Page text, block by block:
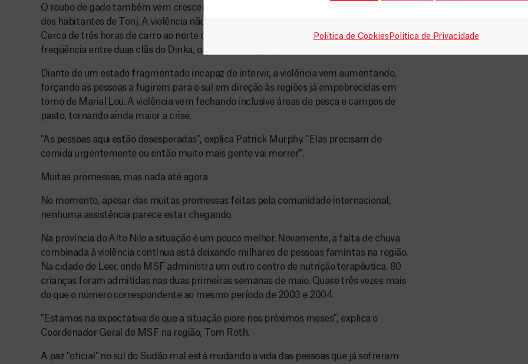
Política de Cookies Política de Privacidade
O roubo de gado também vem crescendo, piorando ainda mais a situação vulnerável
dos habitantes de Tonj. A violência não está limitada apenas aos grupos Dinka e Nuer.
Cerca de três horas de carro ao norte de Marial Lou, conflitos vêm ocorrendo com
freqüência entre duas clãs do Dinka, o Aliek e o Langkap.
Diante de um estado fragmentado incapaz de intervir, a violência vem aumentando,
forçando as pessoas a fugirem para o sul em direção às regiões já empobrecidas em
torno de Marial Lou. A violência vem fechando inclusive áreas de pesca e campos de
pasto, tornando ainda maior a crise.
"As pessoas aqui estão desesperadas", explica Patrick Murphy. "Elas precisam de
comida urgentemente ou então muito mais gente vai morrer".
Muitas promessas, mas nada até agora
No momento, apesar das muitas promessas feitas pela comunidade internacional,
nenhuma assistência parece estar chegando.
Na província do Alto Nilo a situação é um pouco melhor. Novamente, a falta de chuva
combinada à violência contínua está deixando milhares de pessoas famintas na região.
Na cidade de Leer, onde MSF administra um outro centro de nutrição terapêutica, 80
crianças foram admitidas nas duas primeiras semanas de maio. Quase três vezes mais
do que o número correspondente ao mesmo período de 2003 e 2004.
"Estamos na expectativa de que a situação piore nos próximos meses", explica o
Coordenador Geral de MSF na região, Tom Roth.
A paz "oficial" no sul do Sudão mal está mudando a vida das pessoas que já sofreram